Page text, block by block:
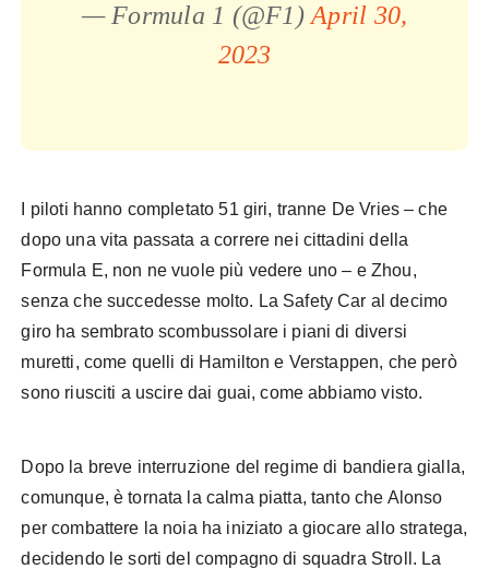
— Formula 1 (@F1)April 30,
2023
I piloti hanno completato 51 giri, tranne De Vries – che
dopo una vita passata a correre nei cittadini della
Formula E, non ne vuole più vedere uno – e Zhou,
senza che succedesse molto. La Safety Car al decimo
giro ha sembrato scombussolare i piani di diversi
muretti, come quelli di Hamilton e Verstappen, che però
sono riusciti a uscire dai guai, come abbiamo visto.
Dopo la breve interruzione del regime di bandiera gialla,
comunque, è tornata la calma piatta, tanto che Alonso
per combattere la noia ha iniziato a giocare allo stratega,
decidendo le sorti del compagno di squadra Stroll. La